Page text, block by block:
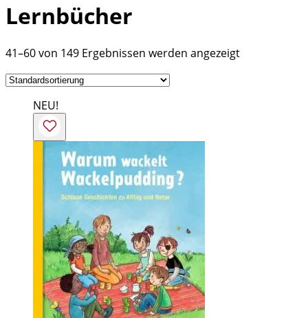
Lernbücher
41–60 von 149 Ergebnissen werden angezeigt
NEU!